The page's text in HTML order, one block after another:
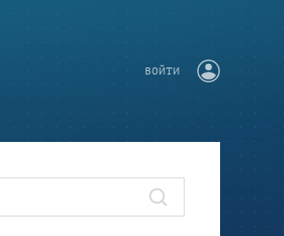
ВОЙТИ